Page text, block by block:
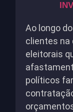
Ao longo
clientes na
eleitorais
políticos